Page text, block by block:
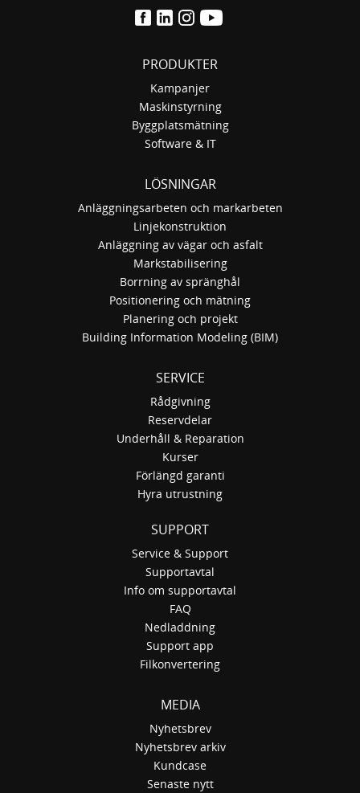
PRODUKTER
Kampanjer
Maskinstyrning
Byggplatsmätning
Software & IT
LÖSNINGAR
Anläggningsarbeten och markarbeten
Linjekonstruktion
Anläggning av vägar och asfalt
Markstabilisering
Borrning av spränghål
Positionering och mätning
Planering och projekt
Building Information Modeling (BIM)
SERVICE
Rådgivning
Reservdelar
Underhåll & Reparation
Kurser
Förlängd garanti
Hyra utrustning
SUPPORT
Service & Support
Supportavtal
Info om supportavtal
FAQ
Nedladdning
Support app
Filkonvertering
MEDIA
Nyhetsbrev
Nyhetsbrev arkiv
Kundcase
Senaste nytt